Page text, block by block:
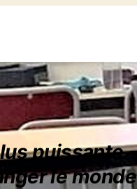
puissante
le monde